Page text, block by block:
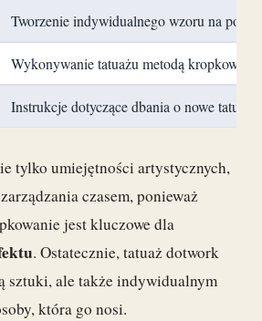
Tworzenie indywidualnego wzoru na
Wykonywanie tatuażu metodą
Instrukcje dotyczące dbania o nowe tatuaż
tylko umiejętności artystycznych,
czasem, ponieważ
jest kluczowe dla
. Ostatecznie, tatuaż dotwork
sztuki, ale także indywidualnym
która go nosi.